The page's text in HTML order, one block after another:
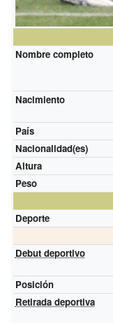
Nombre completo
Nacimiento
País
Nacionalidad(es)
Altura
Peso
Deporte
Debut deportivo
Posición
Retirada deportiva